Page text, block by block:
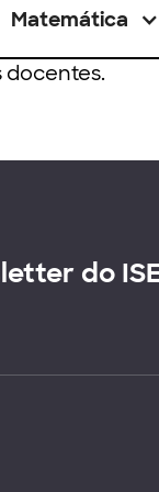
Matemática
do